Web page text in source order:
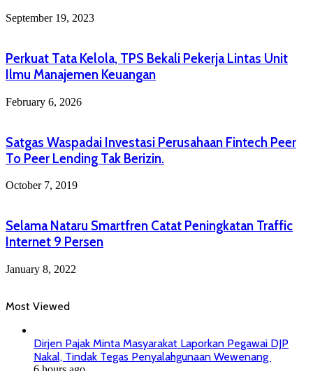
September 19, 2023
Perkuat Tata Kelola, TPS Bekali Pekerja Lintas Unit
Ilmu Manajemen Keuangan
February 6, 2026
Satgas Waspadai Investasi Perusahaan Fintech Peer
To Peer Lending Tak Berizin.
October 7, 2019
Selama Nataru Smartfren Catat Peningkatan Traffic
Internet 9 Persen
January 8, 2022
Most Viewed
Dirjen Pajak Minta Masyarakat Laporkan Pegawai DJP
Nakal, Tindak Tegas Penyalahgunaan Wewenang